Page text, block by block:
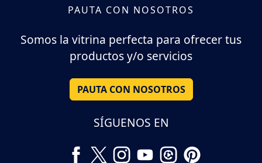
PAUTA CON NOSOTROS
Somos la vitrina perfecta para ofrecer tus
productos y/o servicios
PAUTA CON NOSOTROS
SÍGUENOS EN